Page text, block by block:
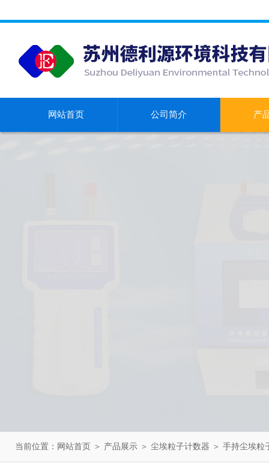
网站首页 公司简介 产
当前位置： 网站首页 ＞ 产品展示 ＞ 尘埃粒子计数器 ＞ 手持尘埃粒